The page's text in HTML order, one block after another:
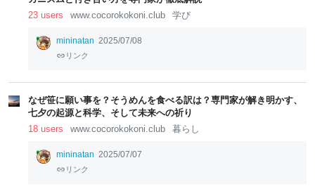
23 users
www.cocorokokoni.club 学び
mininatan 2025/07/08
リンク
なぜ笹に願い事を？そうめんを食べる訳は？専門家が解き明かす、
七夕の起源と科学、そして未来への祈り
18 users
www.cocorokokoni.club 暮らし
mininatan 2025/07/07
リンク